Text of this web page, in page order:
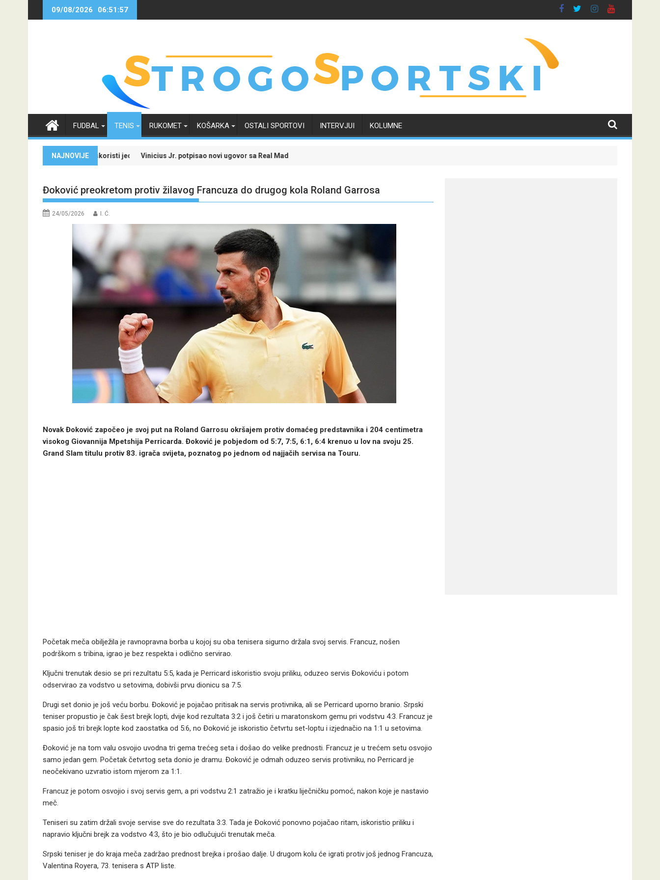
09/08/2026 06:51:58
FUDBAL TENIS RUKOMET KOŠARKA OSTALI SPORTOVI INTERVJUI KOLUMNE
NAJNOVIJE
i iskoristi jedinstvenu ponuduVinicius Jr. potpisao novi ugovor sa Real Madridom i okončao neizvijesnost oko svoje budućnostiEvropski četvrtak zanimljiviji uz Meridian: Isprati borbu za grupnu fazu uz najveće kvote
Đoković preokretom protiv žilavog Francuza do drugog kola Roland Garrosa
24/05/2026 I. Ć.
Novak Đoković započeo je svoj put na Roland Garrosu okršajem protiv domaćeg predstavnika i 204 centimetra
visokog Giovannija Mpetshija Perricarda. Đoković je pobjedom od 5:7, 7:5, 6:1, 6:4 krenuo u lov na svoju 25.
Grand Slam titulu protiv 83. igrača svijeta, poznatog po jednom od najjačih servisa na Touru.
Početak meča obilježila je ravnopravna borba u kojoj su oba tenisera sigurno držala svoj servis. Francuz, nošen
podrškom s tribina, igrao je bez respekta i odlično servirao.
Ključni trenutak desio se pri rezultatu 5:5, kada je Perricard iskoristio svoju priliku, oduzeo servis Đokoviću i potom
odservirao za vodstvo u setovima, dobivši prvu dionicu sa 7:5.
Drugi set donio je još veću borbu. Đoković je pojačao pritisak na servis protivnika, ali se Perricard uporno branio. Srpski
teniser propustio je čak šest brejk lopti, dvije kod rezultata 3:2 i još četiri u maratonskom gemu pri vodstvu 4:3. Francuz je
spasio još tri brejk lopte kod zaostatka od 5:6, no Đoković je iskoristio četvrtu set-loptu i izjednačio na 1:1 u setovima.
Đoković je na tom valu osvojio uvodna tri gema trećeg seta i došao do velike prednosti. Francuz je u trećem setu osvojio
samo jedan gem. Početak četvrtog seta donio je dramu. Đoković je odmah oduzeo servis protivniku, no Perricard je
neočekivano uzvratio istom mjerom za 1:1.
Francuz je potom osvojio i svoj servis gem, a pri vodstvu 2:1 zatražio je i kratku liječničku pomoć, nakon koje je nastavio
meč.
Teniseri su zatim držali svoje servise sve do rezultata 3:3. Tada je Đoković ponovno pojačao ritam, iskoristio priliku i
napravio ključni brejk za vodstvo 4:3, što je bio odlučujući trenutak meča.
Srpski teniser je do kraja meča zadržao prednost brejka i prošao dalje. U drugom kolu će igrati protiv još jednog Francuza,
Valentina Royera, 73. tenisera s ATP liste.